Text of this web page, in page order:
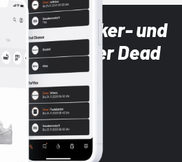
Sneaker- und
mit der Dead